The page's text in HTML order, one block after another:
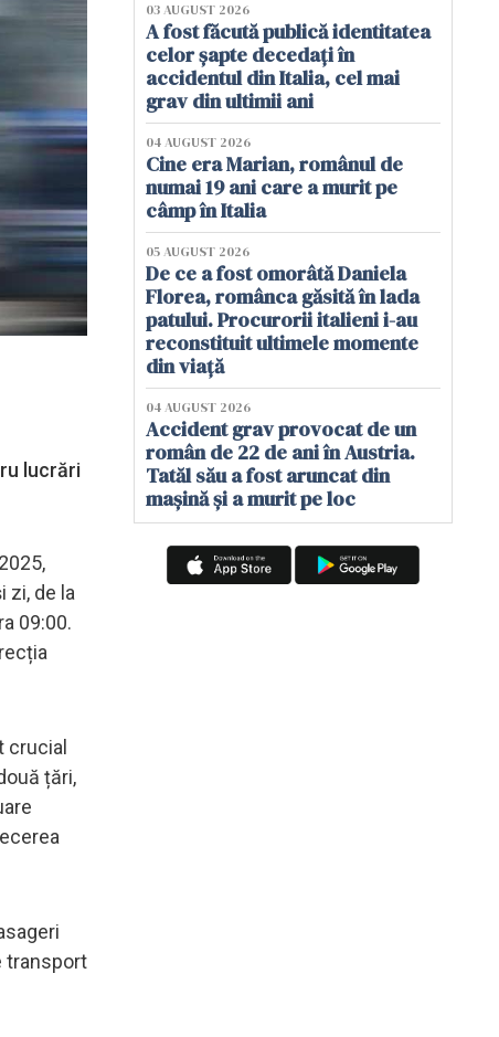
lucrări
zi, de la
09:00.
crucial
țări,
transport
03 AUGUST 2026
A fost făcută publică identitatea
celor șapte decedați în
accidentul din Italia, cel mai
grav din ultimii ani
04 AUGUST 2026
Cine era Marian, românul de
numai 19 ani care a murit pe
câmp în Italia
05 AUGUST 2026
De ce a fost omorâtă Daniela
Florea, românca găsită în lada
patului. Procurorii italieni i-au
reconstituit ultimele momente
din viață
04 AUGUST 2026
Accident grav provocat de un
român de 22 de ani în Austria.
Tatăl său a fost aruncat din
mașină și a murit pe loc